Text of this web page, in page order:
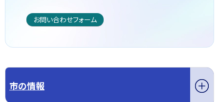
お問い合わせフォーム
市の情報